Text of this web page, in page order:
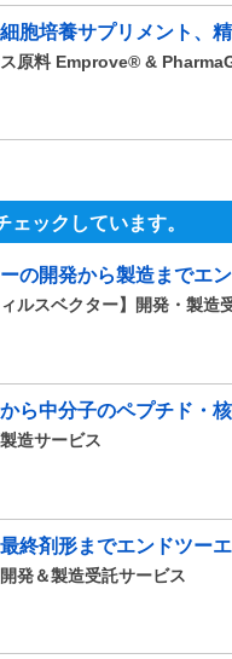
胞培養サプリメント、
原料 Emprove® &
ックしています。
の開発から製造までエ
ィルスベクター】開発・製造
ら中分子のペプチド・
造サービス
終剤形までエンドツー
発＆製造受託サービス